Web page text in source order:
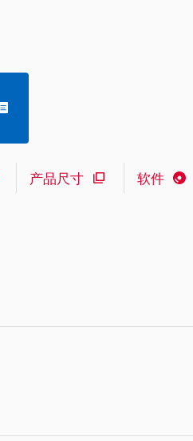
产品尺寸 软件